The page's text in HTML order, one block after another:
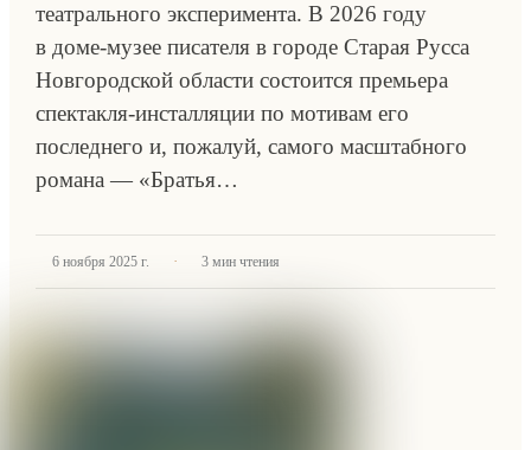
театрального эксперимента. В 2026 году
в доме-музее писателя в городе Старая Русса
Новгородской области состоится премьера
спектакля-инсталляции по мотивам его
последнего и, пожалуй, самого масштабного
романа — «Братья…
6 ноября 2025 г. · 3 мин чтения